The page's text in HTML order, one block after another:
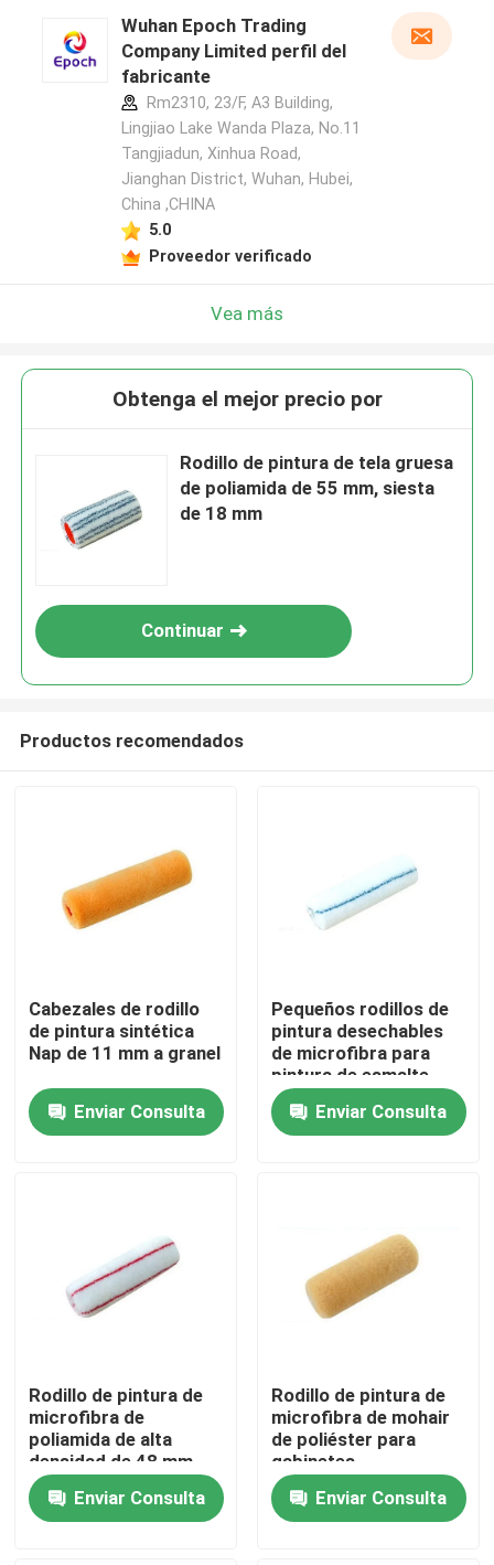
Inicio
Sobre nosotros
Visita a la fábrica
Contacto
Todos los casos
Cepillo de pintura de casa
Wuhan Epoch Trading
Company Limited perfil del
fabricante
Rm2310, 23/F, A3 Building,
Lingjiao Lake Wanda Plaza, No.11
Tangjiadun, Xinhua Road,
Jianghan District, Wuhan, Hubei,
China ,CHINA
5.0
Proveedor verificado
Vea más
Obtenga el mejor precio por
Rodillo de pintura de tela gruesa
de poliamida de 55 mm, siesta
de 18 mm
Continuar
Productos recomendados
Cabezales de rodillo
de pintura sintética
Nap de 11 mm a granel
Enviar Consulta
Pequeños rodillos de
pintura desechables
de microfibra para
pintura de esmalte
Enviar Consulta
Rodillo de pintura de
microfibra de
poliamida de alta
densidad de 48 mm
Enviar Consulta
Rodillo de pintura de
microfibra de mohair
de poliéster para
gabinetes
Enviar Consulta